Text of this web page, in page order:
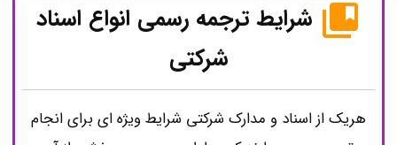
شرایط ترجمه رسمی انواع اسناد
شرکتی
هریک از اسناد و مدارک شرکتی شرایط ویژه ای برای انجام